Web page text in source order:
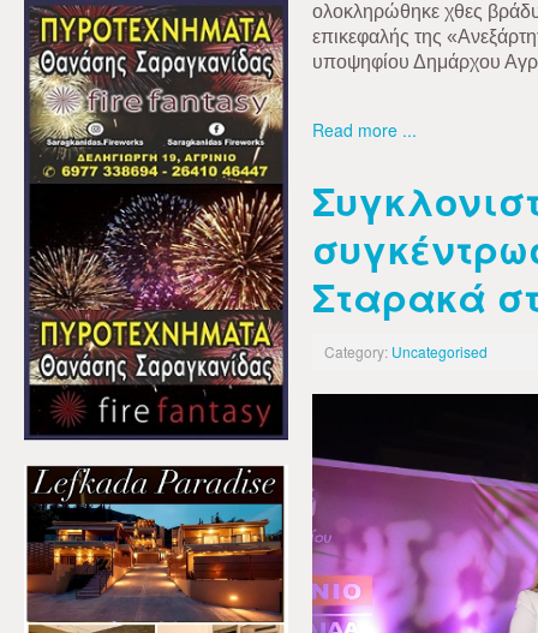
ολοκληρώθηκε χθες
επικεφαλής της
υποψηφίου Δημάρχου
Read more ...
Σταρακά
Category: Uncategorised